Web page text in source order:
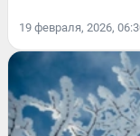
19 февраля, 2026,